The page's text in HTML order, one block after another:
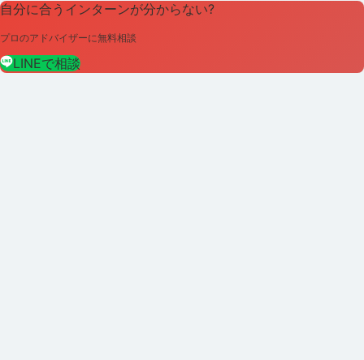
自分に合うインターンが分からない?
プロのアドバイザーに無料相談
LINEで相談